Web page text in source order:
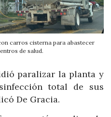
carros cisterna para abastecer
de salud.
paralizar la planta y
total de sus
De Gracia.